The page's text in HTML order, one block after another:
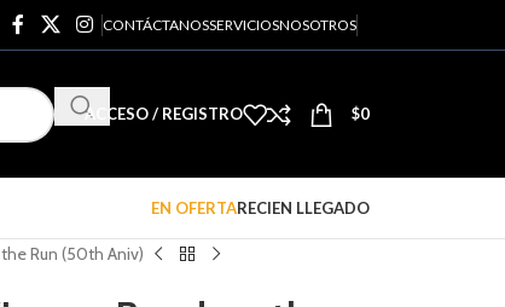
CONTÁCTANOSSERVICIOSNOSOTROS
ACCESO / REGISTRO $0
EN OFERTARECIEN LLEGADO
Run (50th Aniv)